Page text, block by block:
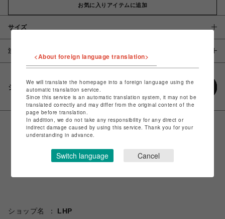
お気に入りアイテムに追加
サイズ
注意事項
シェアする
ショップ名
LHP
<About foreign language translation>
We will translate the homepage into a foreign language using the
automatic translation service.
Since this service is an automatic translation system, it may not be
translated correctly and may differ from the original content of the
page before translation.
In addition, we do not take any responsibility for any direct or
indirect damage caused by using this service. Thank you for your
understanding in advance.
Switch language Cancel